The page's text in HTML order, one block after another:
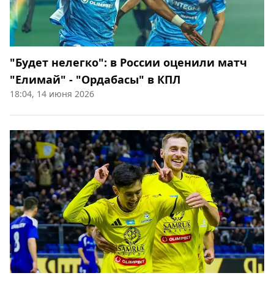
"Будет нелегко": в России оценили матч
"Елимай" - "Ордабасы" в КПЛ
18:04, 14 июня 2026